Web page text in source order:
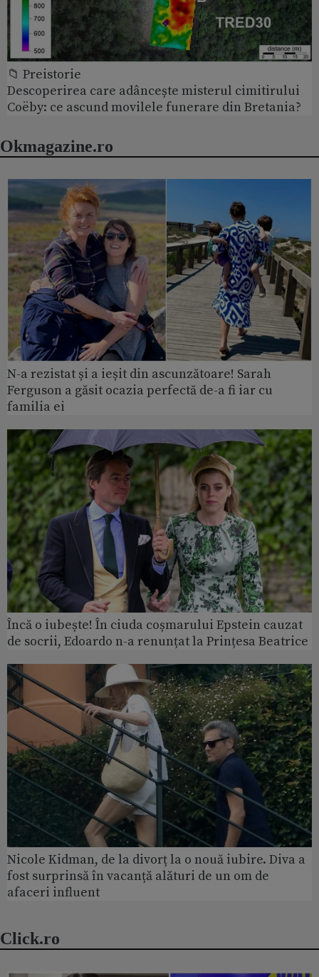
📁 Preistorie
Descoperirea care adâncește misterul cimitirului
Coëby: ce ascund movilele funerare din Bretania?
Okmagazine.ro
N-a rezistat și a ieșit din ascunzătoare! Sarah
Ferguson a găsit ocazia perfectă de-a fi iar cu
familia ei
Încă o iubește! În ciuda coșmarului Epstein cauzat
de socrii, Edoardo n-a renunțat la Prințesa Beatrice
Nicole Kidman, de la divorț la o nouă iubire. Diva a
fost surprinsă în vacanță alături de un om de
afaceri influent
Click.ro